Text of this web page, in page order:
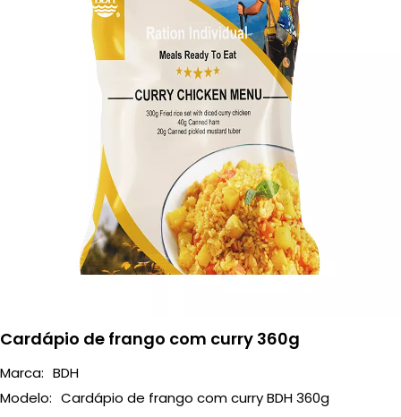
Cardápio de frango com curry 360g
Marca: BDH
Modelo: Cardápio de frango com curry BDH 360g